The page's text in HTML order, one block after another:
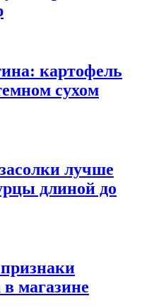
картофель
сухом
лучше
длиной до
в магазине